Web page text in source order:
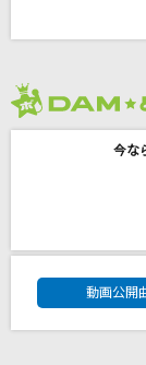
JAM
[生音]時代
今な
動画公開